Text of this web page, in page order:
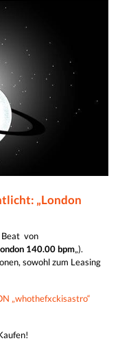
„London
Beat von
140.00 bpm„).
sowohl zum Leasing
„whothefxckisastro“